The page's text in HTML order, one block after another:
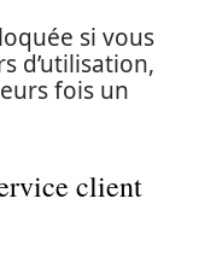
si vous
d’utilisation,
fois un
client